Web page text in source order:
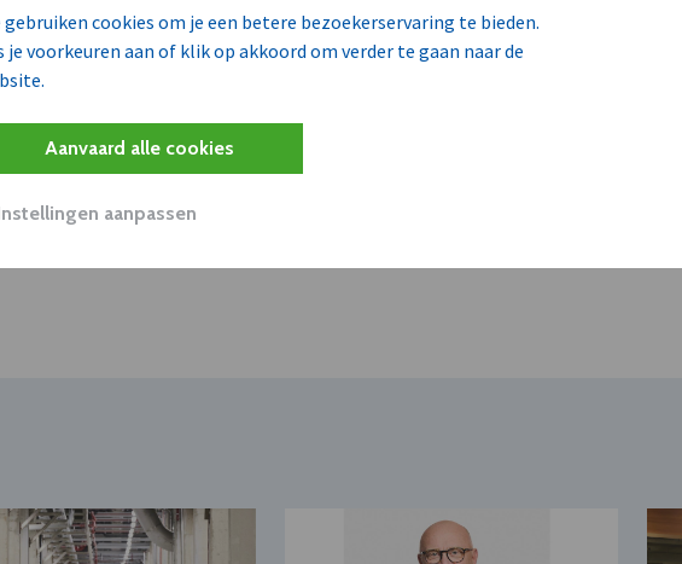
gebruiken cookies om je een betere bezoekerservaring te bieden.
je voorkeuren aan of klik op akkoord om verder te gaan naar de
Aanvaard alle cookies
aanpassen
aan dit bedrijf verkopen?
klant worden van deze onderneming?
worden mogelijk relevant?